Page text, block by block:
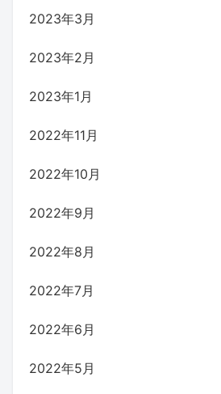
2023年3月
2023年2月
2023年1月
2022年11月
2022年10月
2022年9月
2022年8月
2022年7月
2022年6月
2022年5月